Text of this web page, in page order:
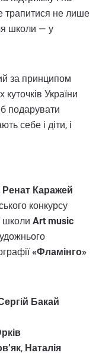
трапитися не лише
школи — у
за принципом
куточків України
подарувати
себе і діти, і
Ренат Каражей
конкурсу
школи Art music
«Фламінго»
Бакай
, Наталія